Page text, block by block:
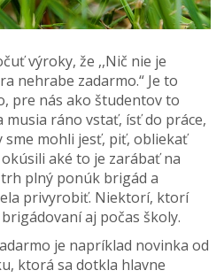
výroky, že ,,Nič nie je
nehrabe zadarmo.“ Je to
pre nás ako študentov to
musia ráno vstať, ísť do práce,
sme mohli jesť, piť, obliekať
aké to je zarábať na
plný ponúk brigád a
privyrobiť. Niektorí, ktorí
aj počas školy.
je napríklad novinka od
ktorá sa dotkla hlavne